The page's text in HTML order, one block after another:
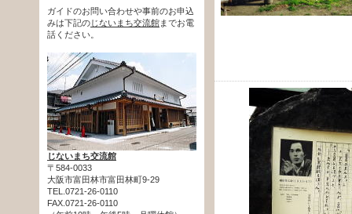
ガイドのお問い合わせや事前のお申込
みは下記のじないまち交流館までお電
話ください。
じないまち交流館
〒584-0033
大阪市富田林市富田林町9-29
TEL.0721-26-0110
FAX.0721-26-0110